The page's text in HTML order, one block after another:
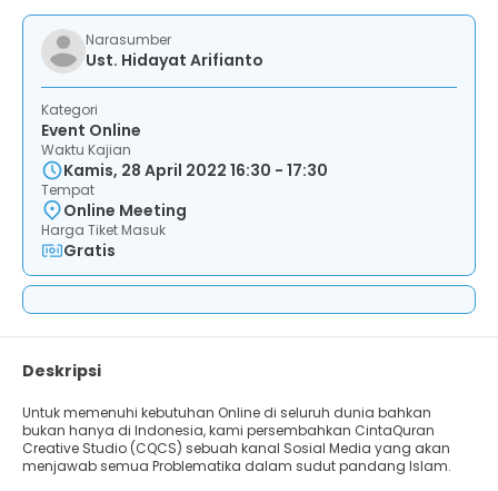
Narasumber
Ust. Hidayat Arifianto
Kategori
Event Online
Waktu Kajian
Kamis, 28 April 2022 16:30 - 17:30
Tempat
Online Meeting
Harga Tiket Masuk
Gratis
Deskripsi
Untuk memenuhi kebutuhan Online di seluruh dunia bahkan
bukan hanya di Indonesia, kami persembahkan CintaQuran
Creative Studio (CQCS) sebuah kanal Sosial Media yang akan
menjawab semua Problematika dalam sudut pandang Islam.